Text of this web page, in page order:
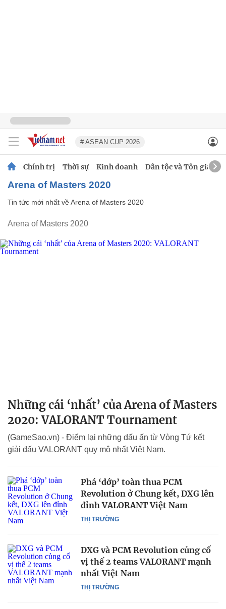
# ASEAN CUP 2026
Chính trị Thời sự Kinh doanh Dân tộc và Tôn giáo
Arena of Masters 2020
Tin tức mới nhất vềArena of Masters 2020
Arena of Masters 2020
Những cái ‘nhất’ của Arena of Masters
2020: VALORANT Tournament
(GameSao.vn) - Điểm lại những dấu ấn từ Vòng Tứ kết
giải đấu VALORANT quy mô nhất Việt Nam.
THỊ TRƯỜNG
Phá ‘dớp’ toàn thua PCM
Revolution ở Chung kết, DXG lên
đỉnh VALORANT Việt Nam
THỊ TRƯỜNG
DXG và PCM Revolution củng cố
vị thế 2 teams VALORANT mạnh
nhất Việt Nam